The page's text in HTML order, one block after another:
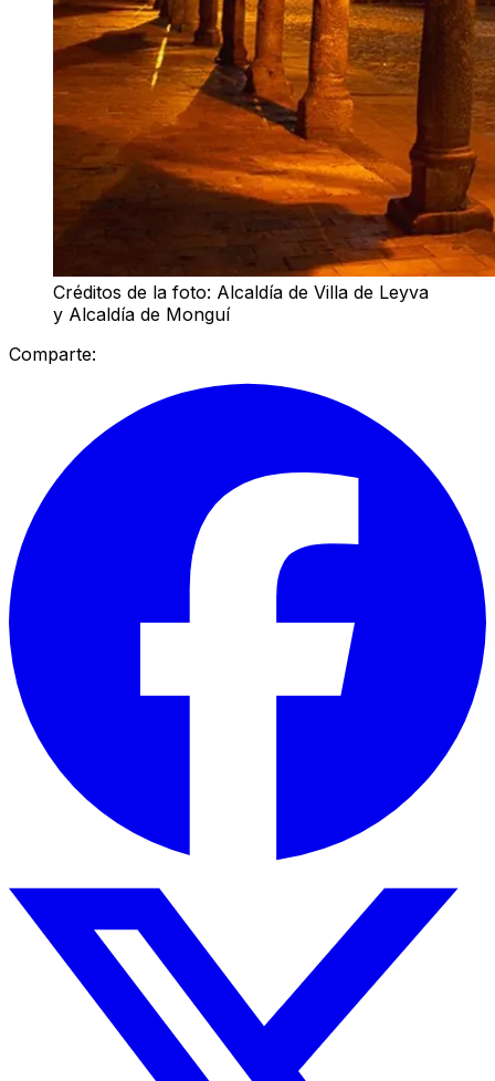
Créditos de la foto: Alcaldía de Villa de Leyva
y Alcaldía de Monguí
Comparte: